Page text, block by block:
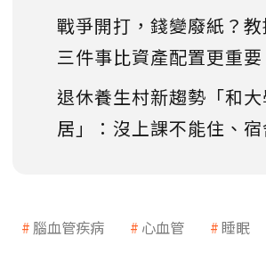
戰爭開打，錢變廢紙？
三件事比資產配置更重要
退休養生村新趨勢「和
居」：沒上課不能住、
腦血管疾病 心血管 睡眠